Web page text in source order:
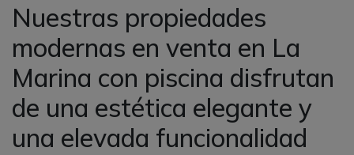
Nuestras propiedades
modernas en venta en La
Marina con piscina disfrutan
de una estética elegante y
una elevada funcionalidad